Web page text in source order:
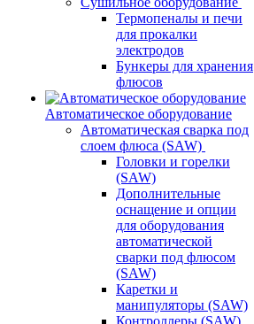
Термопеналы и печи
для прокалки
электродов
Бункеры для хранения
флюсов
Автоматическое оборудование
Автоматическая сварка под
слоем флюса (SAW)
Головки и горелки
(SAW)
Дополнительные
оснащение и опции
для оборудования
автоматической
сварки под флюсом
(SAW)
Каретки и
манипуляторы (SAW)
Контроллеры (SAW)